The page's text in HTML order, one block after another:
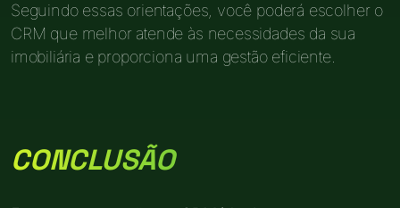
Seguindo essas orientações, você poderá escolher o
CRM que melhor atende às necessidades da sua
imobiliária e proporciona uma gestão eficiente.
CONCLUSÃO